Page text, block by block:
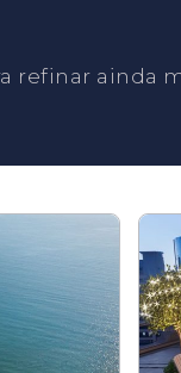
refinar ainda